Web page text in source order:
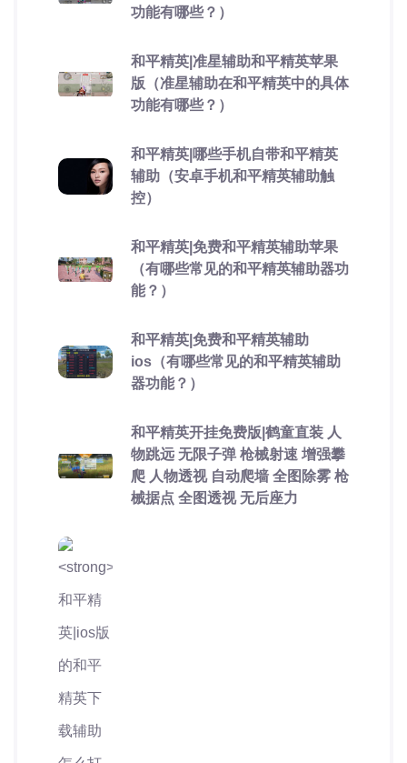
功能有哪些？）
和平精英|准星辅助和平精英苹果
版（准星辅助在和平精英中的具体
功能有哪些？）
和平精英|哪些手机自带和平精英
辅助（安卓手机和平精英辅助触
控）
和平精英|免费和平精英辅助苹果
（有哪些常见的和平精英辅助器功
能？）
和平精英|免费和平精英辅助
ios（有哪些常见的和平精英辅助
器功能？）
和平精英开挂免费版|鹤童直装 人
物跳远 无限子弹 枪械射速 增强攀
爬 人物透视 自动爬墙 全图除雾 枪
械据点 全图透视 无后座力